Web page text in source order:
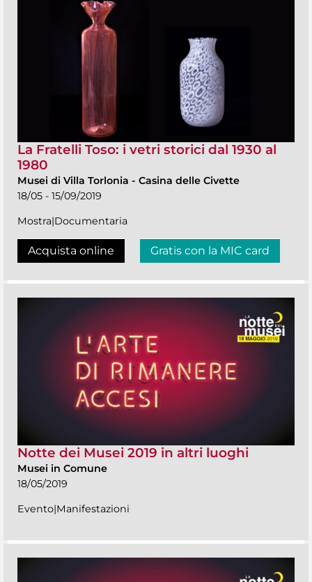
La Fratelli Toso: i vetri storici dal 1930 al
1980
Musei di Villa Torlonia - Casina delle Civette
18/05 - 15/09/2019
Mostra|Documentaria
Acquista online Gratis con la MIC card
Notte dei Musei 2019 in altri luoghi
Musei in Comune
18/05/2019
Evento|Manifestazioni